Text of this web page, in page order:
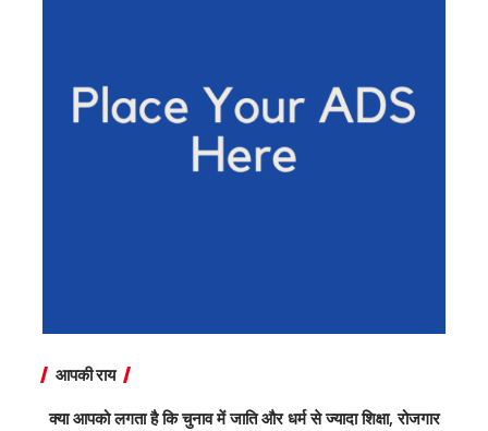
आपकी राय
क्या आपको लगता है कि चुनाव में जाति और धर्म से ज्यादा शिक्षा, रोजगार